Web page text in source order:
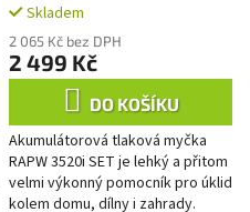
nabíječka 2,4 A
Skladem
2 065 Kč bez DPH
2 499 Kč
DO KOŠÍKU
Akumulátorová tlaková myčka
RAPW 3520i SET je lehký a přitom
velmi výkonný pomocník pro úklid
kolem domu, dílny i zahrady.